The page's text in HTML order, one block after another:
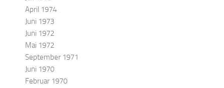
April 1974
Juni 1973
Juni 1972
Mai 1972
September 1971
Juni 1970
Februar 1970